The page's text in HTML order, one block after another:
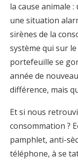
la cause animale
une situation
sirènes de la
système qui sur
portefeuille se
année de
différence, mais
Et si nous
consommation ?
pamphlet, anti-
téléphone, à se